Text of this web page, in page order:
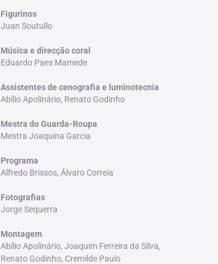
Figurinos
Juan Soutullo
Música e direcção coral
Eduardo Paes Mamede
Assistentes de cenografia e luminotecnia
Abílio Apolinário, Renato Godinho
Mestra do Guarda-Roupa
Mestra Joaquina Garcia
Programa
Alfredo Brissos, Álvaro Correia
Fotografias
Jorge Sequerra
Montagem
Abílio Apolinário, Joaquim Ferreira da Silva,
Renato Godinho, Cremilde Paulo